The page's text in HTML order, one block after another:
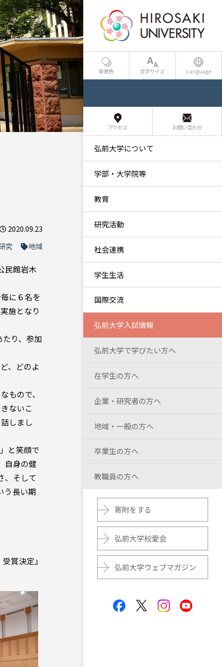
2020.09.23
究
地域
民館岩木
に６名を
施となり
り、参加
、どのよ
もので、
ないこ
しまし
と笑顔で
自身の健
、そして
う長い期
賞決定』
背景色 文字サイズ Language
アクセス お問い合わせ
弘前大学について
学部・大学院等
教育
研究活動
社会連携
学生生活
国際交流
弘前大学入試情報
弘前大学で学びたい方へ
在学生の方へ
企業・研究者の方へ
地域・一般の方へ
卒業生の方へ
教職員の方へ
寄附をする
弘前大学校愛会
弘前大学ウェブマガジン